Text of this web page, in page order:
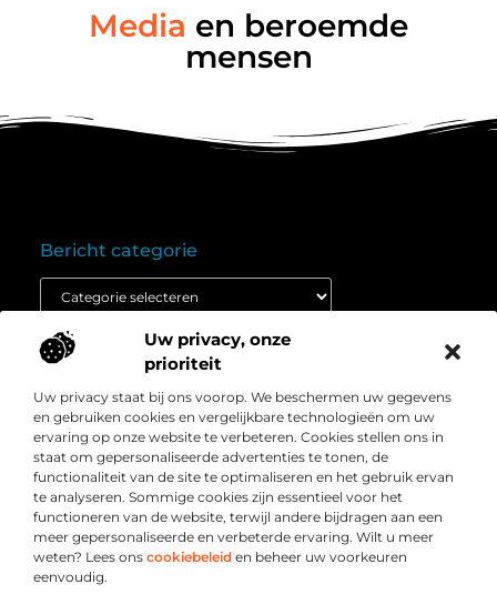
Uw privacy, onze
prioriteit
Uw privacy staat bij ons voorop. We beschermen uw gegevens
en gebruiken cookies en vergelijkbare technologieën om uw
ervaring op onze website te verbeteren. Cookies stellen ons in
staat om gepersonaliseerde advertenties te tonen, de
functionaliteit van de site te optimaliseren en het gebruik ervan
te analyseren. Sommige cookies zijn essentieel voor het
functioneren van de website, terwijl andere bijdragen aan een
meer gepersonaliseerde en verbeterde ervaring. Wilt u meer
weten? Lees ons cookiebeleid en beheer uw voorkeuren
eenvoudig.
Media en beroemde
mensen
Over
Bedrijf
” Het platform voor slimme inzichten en
conversieboosts “
Duik in waardevolle content, praktische strategieën en
inspirerende cases die jouw webshop naar een hoger
niveau tillen. Welkom bij Webshop-conversie.nl – jouw
bron voor resultaatgerichte kennis en online groei.
Onze informatie
Bericht categorie